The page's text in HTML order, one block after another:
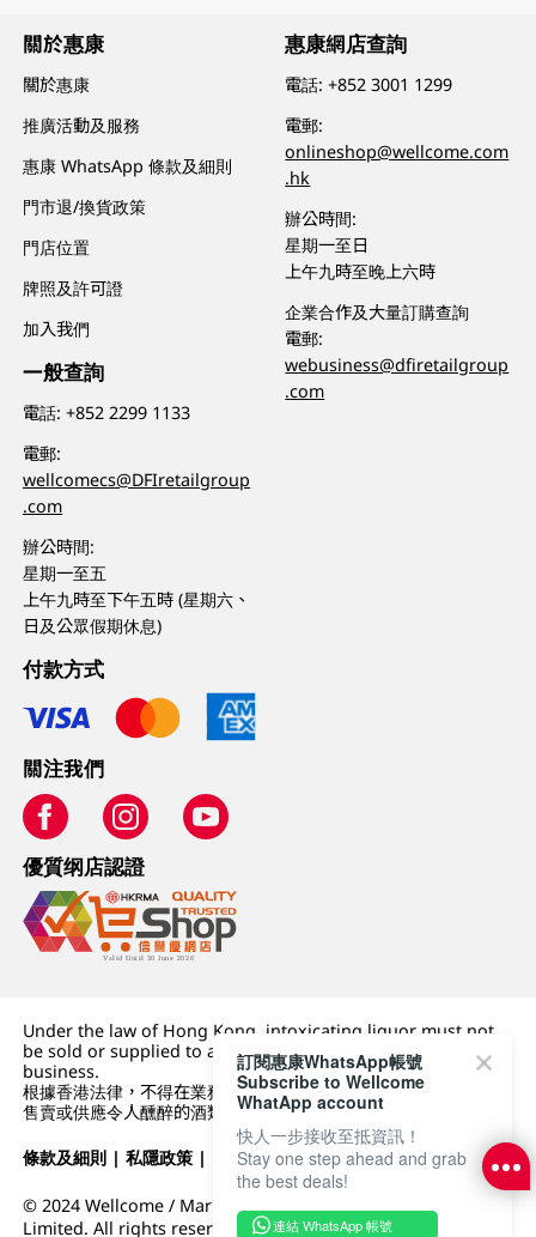
關於惠康
關於惠康
推廣活動及服務
惠康 WhatsApp 條款及細則
門市退/換貨政策
門店位置
牌照及許可證
加入我們
一般查詢
電話:+852 2299 1133
電郵:
wellcomecs@DFIretailgroup
.com
辦公時間:
星期一至五
上午九時至下午五時 (星期六、
日及公眾假期休息)
惠康網店查詢
電話:+852 3001 1299
電郵:
onlineshop@wellcome.com
.hk
辦公時間:
星期一至日
上午九時至晚上六時
企業合作及大量訂購查詢
電郵:
webusiness@dfiretailgroup
.com
付款方式
關注我們
優質纲店認證
Under the law of Hong Kong, intoxicating liquor must not
be sold or supplied to a minor (under 18) in the course of
business.
根據香港法律，不得在業務過程中，向未成年人 (18 歲以下人士)
售賣或供應令人醺醉的酒類。
條款及細則 |私隱政策 | DFI零售集團
© 2024 Wellcome / Market Place. The Dairy Farm Company
Limited. All rights reserved.
訂閱惠康WhatsApp帳號
Subscribe to Wellcome
WhatApp account
快人一步接收至抵資訊！
Stay one step ahead and grab
the best deals!
連結 WhatsApp 帳號